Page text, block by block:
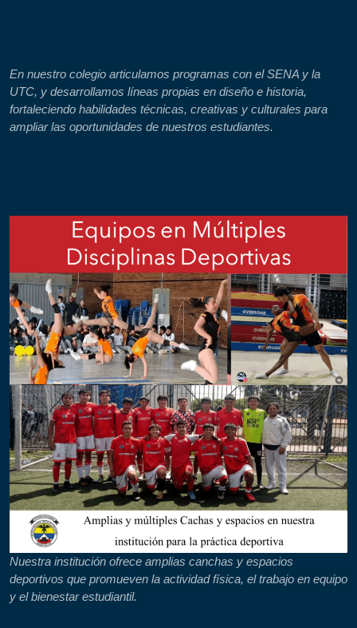
En nuestro colegio articulamos programas con el SENA y la
UTC, y desarrollamos líneas propias en diseño e historia,
fortaleciendo habilidades técnicas, creativas y culturales para
ampliar las oportunidades de nuestros estudiantes.
Nuestra institución ofrece amplias canchas y espacios
deportivos que promueven la actividad física, el trabajo en equipo
y el bienestar estudiantil.